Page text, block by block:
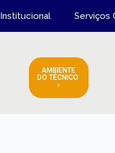
Institucional Serviços
AMBIENTE
DO TÉCNICO